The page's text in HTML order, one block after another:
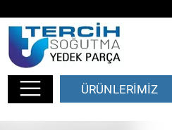
ÜRÜNLERİMİZ